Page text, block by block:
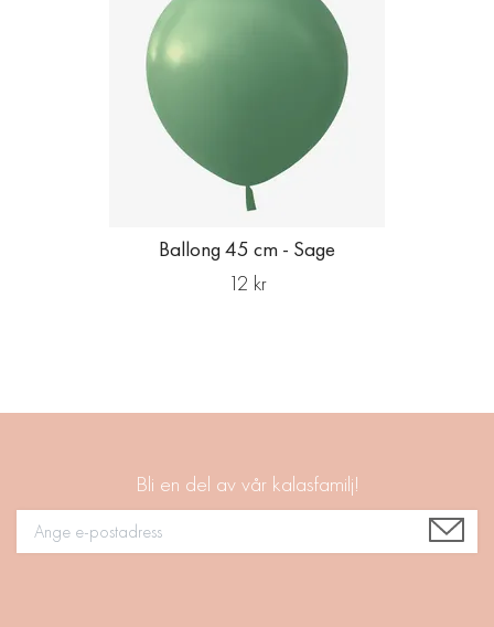
Ballong 45 cm - Sage
12 kr
Bli en del av vår kalasfamilj!